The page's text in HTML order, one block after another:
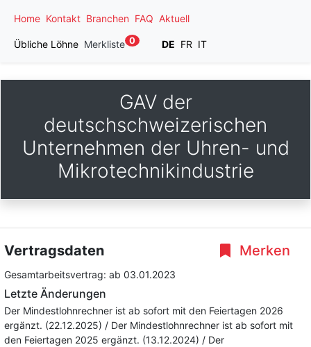
Home Kontakt Branchen FAQ Aktuell
Übliche Löhne Merkliste 0 DE FR IT
GAV der
deutschschweizerischen
Unternehmen der Uhren- und
Mikrotechnikindustrie
Merken
Vertragsdaten
Gesamtarbeitsvertrag: ab 03.01.2023
Letzte Änderungen
Der Mindestlohnrechner ist ab sofort mit den Feiertagen 2026
ergänzt. (22.12.2025) / Der Mindestlohnrechner ist ab sofort mit
den Feiertagen 2025 ergänzt. (13.12.2024) / Der